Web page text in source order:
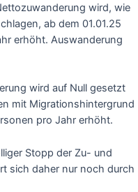
wird, wie
ab dem 01.01.25
erhöht. Auswanderung
wird auf Null gesetzt
mit Migrationshintergrund
pro Jahr erhöht.
Stopp der Zu- und
sich daher nur noch durch